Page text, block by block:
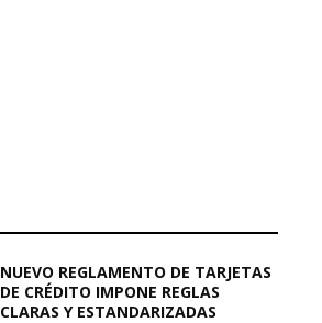
NUEVO REGLAMENTO DE TARJETAS
DE CRÉDITO IMPONE REGLAS
CLARAS Y ESTANDARIZADAS